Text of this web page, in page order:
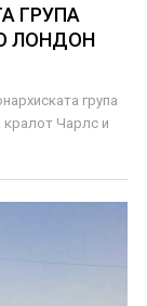
ГРУПА
ЛОНДОН
група
кралот Чарлс и